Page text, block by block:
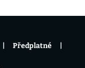
Předplatné